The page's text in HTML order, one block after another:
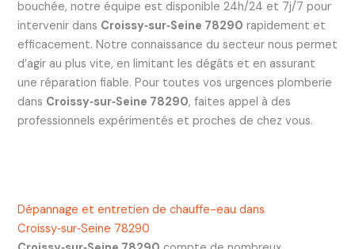
bouchée, notre équipe est disponible 24h/24 et 7j/7 pour
intervenir dans Croissy‑sur‑Seine 78290 rapidement et
efficacement. Notre connaissance du secteur nous permet
d’agir au plus vite, en limitant les dégâts et en assurant
une réparation fiable. Pour toutes vos urgences plomberie
dans Croissy‑sur‑Seine 78290, faites appel à des
professionnels expérimentés et proches de chez vous.
Dépannage et entretien de chauffe-eau dans
Croissy‑sur‑Seine 78290